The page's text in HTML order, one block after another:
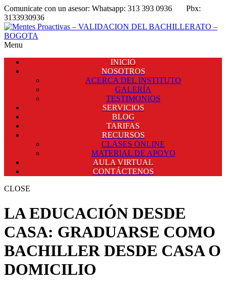
Comunicate con un asesor: Whatsapp: 313 393 0936 Pbx:
3133930936
Menu
INICIO
NOSOTROS
ACERCA DEL INSTITUTO
GALERÍA
TESTIMONIOS
SERVICIOS
BLOG
TARIFAS
RECURSOS
CLASES ONLINE
MATERIAL DE APOYO
AULA VIRTUAL
CONTÁCTENOS
CLOSE
LA EDUCACIÓN DESDE
CASA: GRADUARSE COMO
BACHILLER DESDE CASA O
DOMICILIO